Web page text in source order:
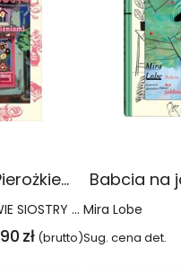
Cukiernia pod Pierożkiem z Wiśniami wyd. 2023
WYDAWNICTWO DWIE SIOSTRY SP. Z O.O. Spółka komandytowa
zł (brutto)
Babcia na
Mira Lobe
Sug. cena det.